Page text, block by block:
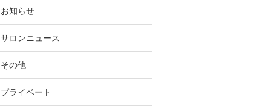
お知らせ
サロンニュース
その他
プライベート